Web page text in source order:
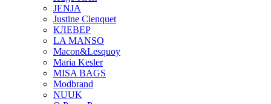
JENJA
Justine Clenquet
КЛЕВЕР
LA MANSO
Macon&Lesquoy
Maria Kesler
MISA BAGS
Modbrand
NUUK